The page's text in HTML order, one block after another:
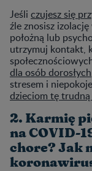
Jeśli czujesz się
źle znosisz
położną lub
utrzymuj kontakt,
dla osób dorosłych
stresem i
dzieciom tę
2. Karmię
na COVID-
chore? Jak